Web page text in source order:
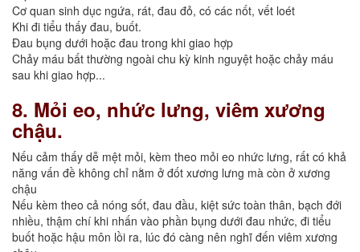
Cơ quan sinh dục ngứa, rát, đau đỏ, có các nốt, vết loét
Khi đi tiểu thấy đau, buốt.
Đau bụng dưới hoặc đau trong khi giao hợp
Chảy máu bất thường ngoài chu kỳ kinh nguyệt hoặc chảy máu
sau khi giao hợp...
8. Mỏi eo, nhức lưng, viêm xương
chậu.
Nếu cảm thấy dễ mệt mỏi, kèm theo mỏi eo nhức lưng, rất có khả
năng vấn đề không chỉ nằm ở đốt xương lưng mà còn ở xương
chậu
Nếu kèm theo cả nóng sốt, đau đầu, kiệt sức toàn thân, bạch đới
nhiều, thậm chí khi nhấn vào phần bụng dưới đau nhức, đi tiểu
buốt hoặc hậu môn lồi ra, lúc đó càng nên nghĩ đến viêm xương